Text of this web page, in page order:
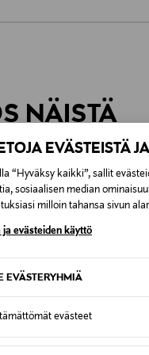
EVÄSTEISTÄ
“Hyväksy kaikki”, sallit
sosiaalisen median
milloin tahansa sivun
ja evästeiden käyttö
EVÄSTERYHMIÄ
evästeet
NÄISTÄ